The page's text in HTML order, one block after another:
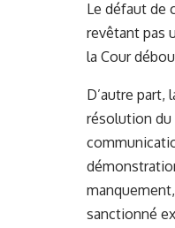
Le défaut de
revêtant pas
la Cour
D’autre part,
résolution
sanctionné